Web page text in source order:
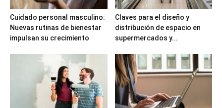
Cuidado personal masculino:
Nuevas rutinas de bienestar
impulsan su crecimiento
Claves para el diseño y
distribución de espacio en
supermercados y...